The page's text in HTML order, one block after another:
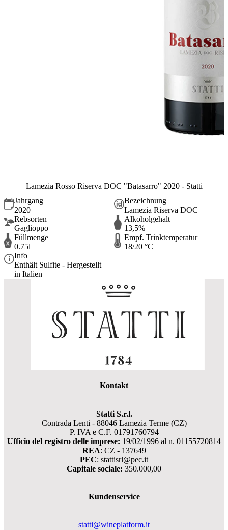
Lamezia Rosso Riserva DOC "Batasarro" 2020 - Statti
Jahrgang
2020
Bezeichnung
Lamezia Riserva DOC
Rebsorten
Gaglioppo
Alkoholgehalt
13,5%
Füllmenge
0.75l
Empf. Trinktemperatur
18/20 °C
Info
Enthält Sulfite - Hergestellt
in Italien
Kontakt
Statti S.r.l.
Contrada Lenti - 88046 Lamezia Terme (CZ)
P. IVA e C.F. 01791760794
Ufficio del registro delle imprese: 19/02/1996 al n. 01155720814
REA: CZ - 137649
PEC: stattisrl@pec.it
Capitale sociale: 350.000,00
Kundenservice
statti@wineplatform.it